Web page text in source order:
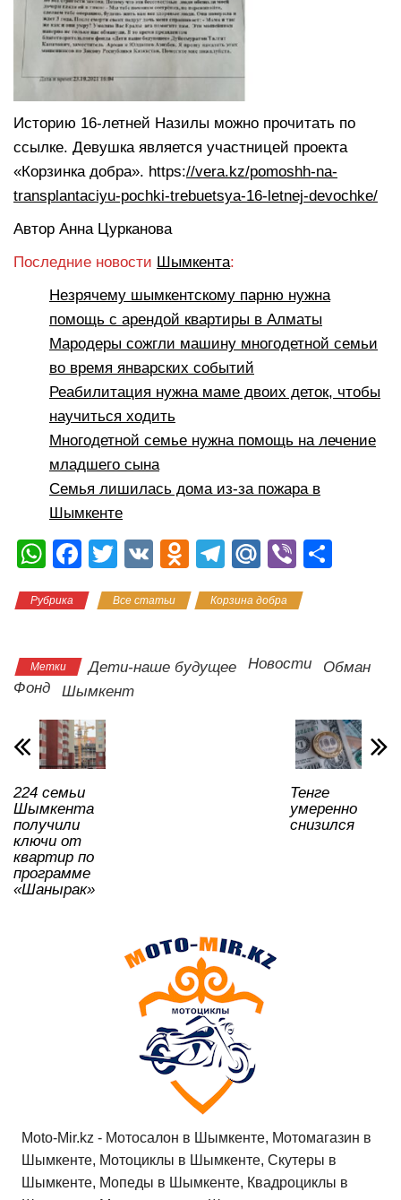
Историю 16-летней Назилы можно прочитать по
ссылке. Девушка является участницей проекта
«Корзинка добра». https://vera.kz/pomoshh-na-
transplantaciyu-pochki-trebuetsya-16-letnej-devochke/
Автор Анна Цурканова
Последние новости Шымкента:
Незрячему шымкентскому парню нужна
помощь с арендой квартиры в Алматы
Мародеры сожгли машину многодетной семьи
во время январских событий
Реабилитация нужна маме двоих деток, чтобы
научиться ходить
Многодетной семье нужна помощь на лечение
младшего сына
Семья лишилась дома из-за пожара в
Шымкенте
W
at
A
p
p
F
c
b
o
o
k
T
tt
V
O
n
kl
T
e
a
M
.R
Vi
er
в
ть
Рубрика Все статьи Корзина добра
Метки Дети-наше будущее Новости
Обман
Фонд
Шымкент
224 семьи
Шымкента
получили
ключи от
квартир по
программе
«Шанырак»
Тенге
умеренно
снизился
Moto-Mir.kz - Мотосалон в Шымкенте, Мотомагазин в
Шымкенте, Мотоциклы в Шымкенте, Скутеры в
Шымкенте, Мопеды в Шымкенте, Квадроциклы в